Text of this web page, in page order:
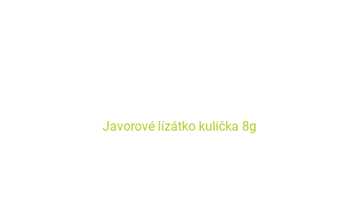
Javorové lízátko kulička 8g